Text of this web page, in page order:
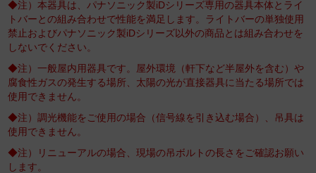
◆注）本器具は、パナソニック製iDシリーズ専用の器具本体とライ
トバーとの組み合わせで性能を満足します。ライトバーの単独使用
禁止およびパナソニック製iDシリーズ以外の商品とは組み合わせを
しないでください。
◆注）一般屋内用器具です。屋外環境（軒下など半屋外を含む）や
腐食性ガスの発生する場所、太陽の光が直接器具に当たる場所では
使用できません。
◆注）調光機能をご使用の場合（信号線を引き込む場合）、吊具は
使用できません。
◆注）リニューアルの場合、現場の吊ボルトの長さをご確認お願い
します。